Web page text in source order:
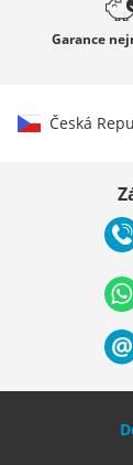
Garance
Česká
Deutschland
Nederland